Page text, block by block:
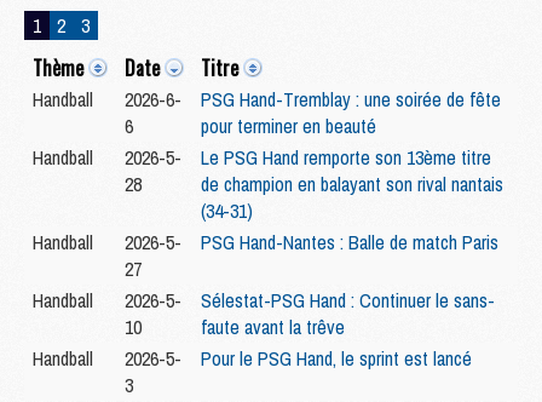
1 2 3
Thème Date Titre
Handball
2026-6-
6
PSG Hand-Tremblay : une soirée de fête
pour terminer en beauté
Handball
2026-5-
28
Le PSG Hand remporte son 13ème titre
de champion en balayant son rival nantais
(34-31)
Handball
2026-5-
27
PSG Hand-Nantes : Balle de match Paris
Handball
2026-5-
10
Sélestat-PSG Hand : Continuer le sans-
faute avant la trêve
Handball
2026-5-
3
Pour le PSG Hand, le sprint est lancé